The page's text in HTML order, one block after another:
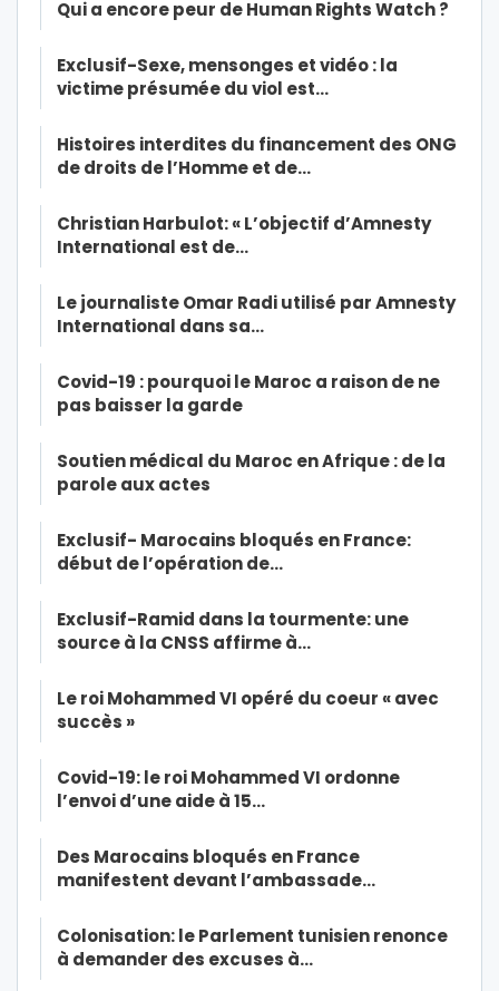
Qui a encore peur de Human Rights Watch ?
Exclusif-Sexe, mensonges et vidéo : la
victime présumée du viol est…
Histoires interdites du financement des ONG
de droits de l’Homme et de…
Christian Harbulot: « L’objectif d’Amnesty
International est de…
Le journaliste Omar Radi utilisé par Amnesty
International dans sa…
Covid-19 : pourquoi le Maroc a raison de ne
pas baisser la garde
Soutien médical du Maroc en Afrique : de la
parole aux actes
Exclusif- Marocains bloqués en France:
début de l’opération de…
Exclusif-Ramid dans la tourmente: une
source à la CNSS affirme à…
Le roi Mohammed VI opéré du coeur « avec
succès »
Covid-19: le roi Mohammed VI ordonne
l’envoi d’une aide à 15…
Des Marocains bloqués en France
manifestent devant l’ambassade…
Colonisation: le Parlement tunisien renonce
à demander des excuses à…